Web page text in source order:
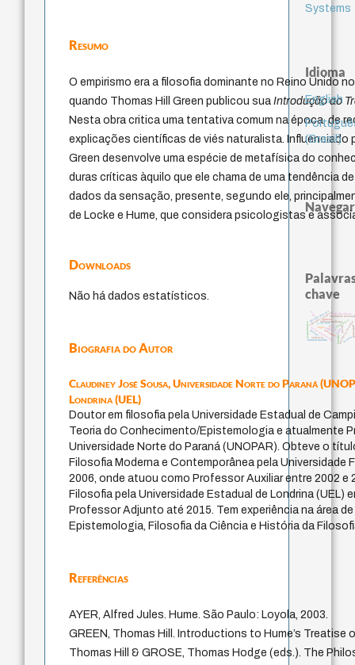
Resumo
O empirismo era a filosofia dominante no Reino Unido
quando Thomas Hill Green publicou suaIntrodução ao
Nesta obra critica uma tentativa comum na época, de
explicações científicas de viés naturalista. Influenciado
Green desenvolve uma espécie de metafísica do
duras críticas àquilo que ele chama de uma tendência
dados da sensação, presente, segundo ele,
de Locke e Hume, que considera psicologistas e
Downloads
Não há dados estatísticos.
Biografia do Autor
Claudiney José Sousa,Universidade Norte do Paraná
Londrina (UEL)
Doutor em filosofia pela Universidade Estadual de
Teoria do Conhecimento/Epistemologia e atualmente
Universidade Norte do Paraná (UNOPAR). Obteve o
Filosofia Moderna e Contemporânea pela Universidade
2006, onde atuou como Professor Auxiliar entre 2002 e
Filosofia pela Universidade Estadual de Londrina (UEL)
Professor Adjunto até 2015. Tem experiência na área
Epistemologia, Filosofia da Ciência e História da
Referências
AYER, Alfred Jules. Hume. São Paulo: Loyola, 2003.
GREEN, Thomas Hill. Introductions to Hume’s Treatise
Thomas Hill & GROSE, Thomas Hodge (eds.). The
Systems
Idioma
English
(Brasil)
Navegar
chave
fundamentalismo
jacobi
protágoras
experiência temporal
metafísica do tempo
género
idade
intolerância
history of philosophy
identidade
homem-medida
j.c.m. neto
palavra
perdónleyes
violencia guayaquil
logos lei
acquaintance
filosofia francesa
bataille
mind
therapy
arte de educar